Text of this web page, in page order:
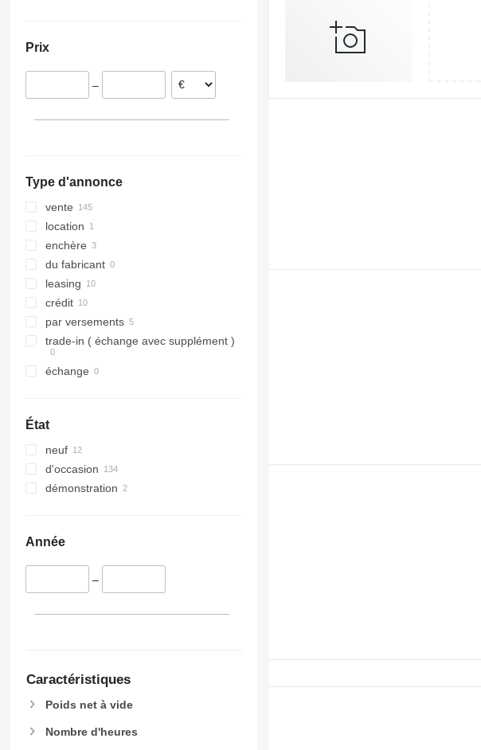
VariDiamant
VariOpal
Roumanie
Pologne
Prix
–
Type d'annonce
vente
location
enchère
du fabricant
leasing
crédit
par versements
trade-in ( échange avec supplément )
échange
État
neuf
d'occasion
démonstration
Année
–
Caractéristiques
Poids net à vide
Nombre d'heures